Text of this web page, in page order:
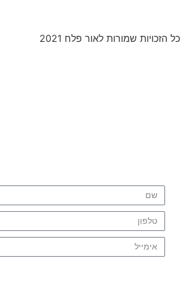
כל הזכויות שמורות לאור פלח 2021